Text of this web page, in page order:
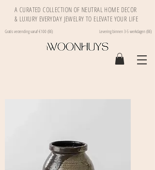
A CURATED COLLECTION OF NEUTRAL HOME DECOR
& LUXURY EVERYDAY JEWELRY TO ELEVATE YOUR LIFE
Gratis verzending vanaf €100 (BE) Levering binnen 3-5 werkdagen (BE)